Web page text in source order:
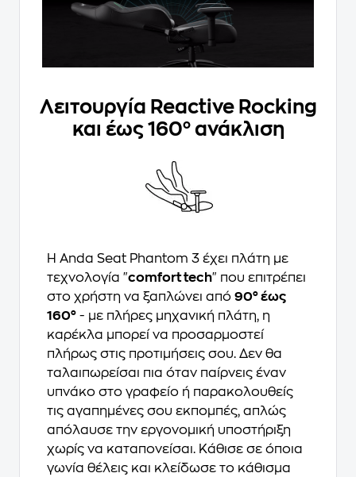
Λειτουργία Reactive Rocking
και έως 160° ανάκλιση
Η Anda Seat Phantom 3 έχει πλάτη με
τεχνολογία "comfort tech" που επιτρέπει
στο χρήστη να ξαπλώνει από 90° έως
160° - με πλήρες μηχανική πλάτη, η
καρέκλα μπορεί να προσαρμοστεί
πλήρως στις προτιμήσεις σου. Δεν θα
ταλαιπωρείσαι πια όταν παίρνεις έναν
υπνάκο στο γραφείο ή παρακολουθείς
τις αγαπημένες σου εκπομπές, απλώς
απόλαυσε την εργονομική υποστήριξη
χωρίς να καταπονείσαι. Κάθισε σε όποια
γωνία θέλεις και κλείδωσε το κάθισμα